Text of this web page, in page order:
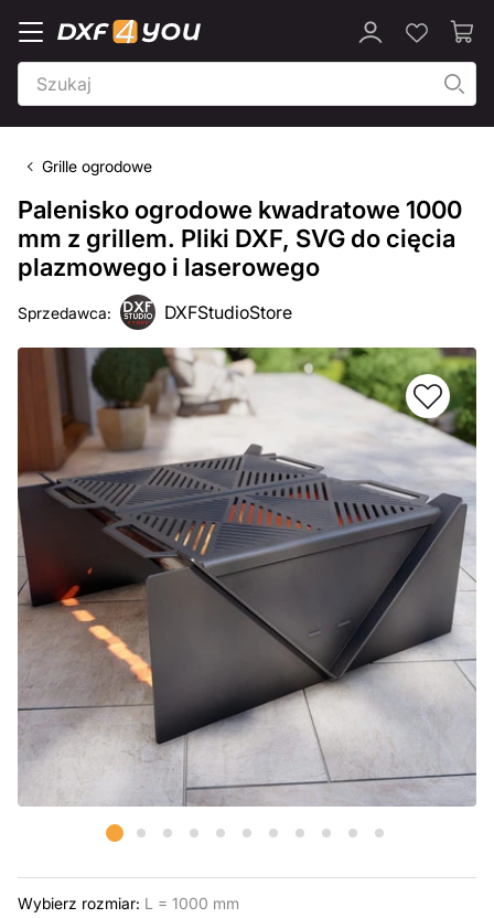
Grille ogrodowe
Palenisko ogrodowe kwadratowe 1000
mm z grillem. Pliki DXF, SVG do cięcia
plazmowego i laserowego
Sprzedawca: DXFStudioStore
Wybierz rozmiar: L = 1000 mm